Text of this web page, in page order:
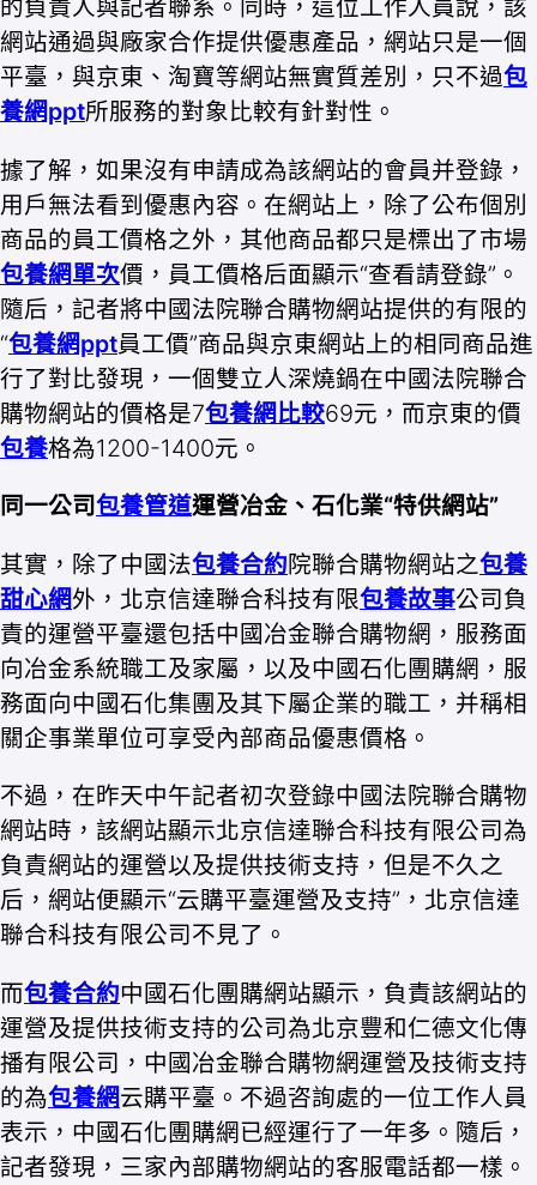
的負責人與記者聯系。同時，這位工作人員說，該
網站通過與廠家合作提供優惠產品，網站只是一個
平臺，與京東、淘寶等網站無實質差別，只不過包
養網ppt所服務的對象比較有針對性。
據了解，如果沒有申請成為該網站的會員并登錄，
用戶無法看到優惠內容。在網站上，除了公布個別
商品的員工價格之外，其他商品都只是標出了市場
包養網單次價，員工價格后面顯示“查看請登錄”。
隨后，記者將中國法院聯合購物網站提供的有限的
“包養網ppt員工價”商品與京東網站上的相同商品進
行了對比發現，一個雙立人深燒鍋在中國法院聯合
購物網站的價格是7包養網比較69元，而京東的價
包養格為1200-1400元。
同一公司包養管道運營冶金、石化業“特供網站”
其實，除了中國法包養合約院聯合購物網站之包養
甜心網外，北京信達聯合科技有限包養故事公司負
責的運營平臺還包括中國冶金聯合購物網，服務面
向冶金系統職工及家屬，以及中國石化團購網，服
務面向中國石化集團及其下屬企業的職工，并稱相
關企事業單位可享受內部商品優惠價格。
不過，在昨天中午記者初次登錄中國法院聯合購物
網站時，該網站顯示北京信達聯合科技有限公司為
負責網站的運營以及提供技術支持，但是不久之
后，網站便顯示“云購平臺運營及支持”，北京信達
聯合科技有限公司不見了。
而包養合約中國石化團購網站顯示，負責該網站的
運營及提供技術支持的公司為北京豐和仁德文化傳
播有限公司，中國冶金聯合購物網運營及技術支持
的為包養網云購平臺。不過咨詢處的一位工作人員
表示，中國石化團購網已經運行了一年多。隨后，
記者發現，三家內部購物網站的客服電話都一樣。